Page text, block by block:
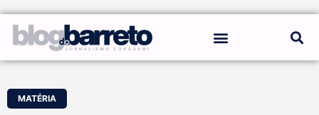
MATÉRIA